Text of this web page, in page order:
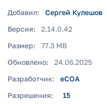
Добавил:
Сергей Кулешов
Версия:
2.14.0.42
Размер:
77.3 MB
Обновлено:
24.06.2025
Разработчик:
eCOA
Разрешения:
15